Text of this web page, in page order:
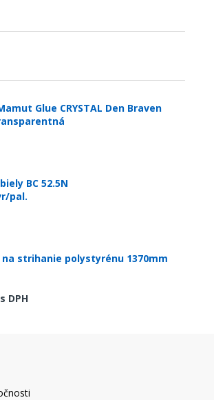
Glue CRYSTAL Den Braven
BC 52.5N
pal.
na strihanie polystyrénu 1370mm
s DPH